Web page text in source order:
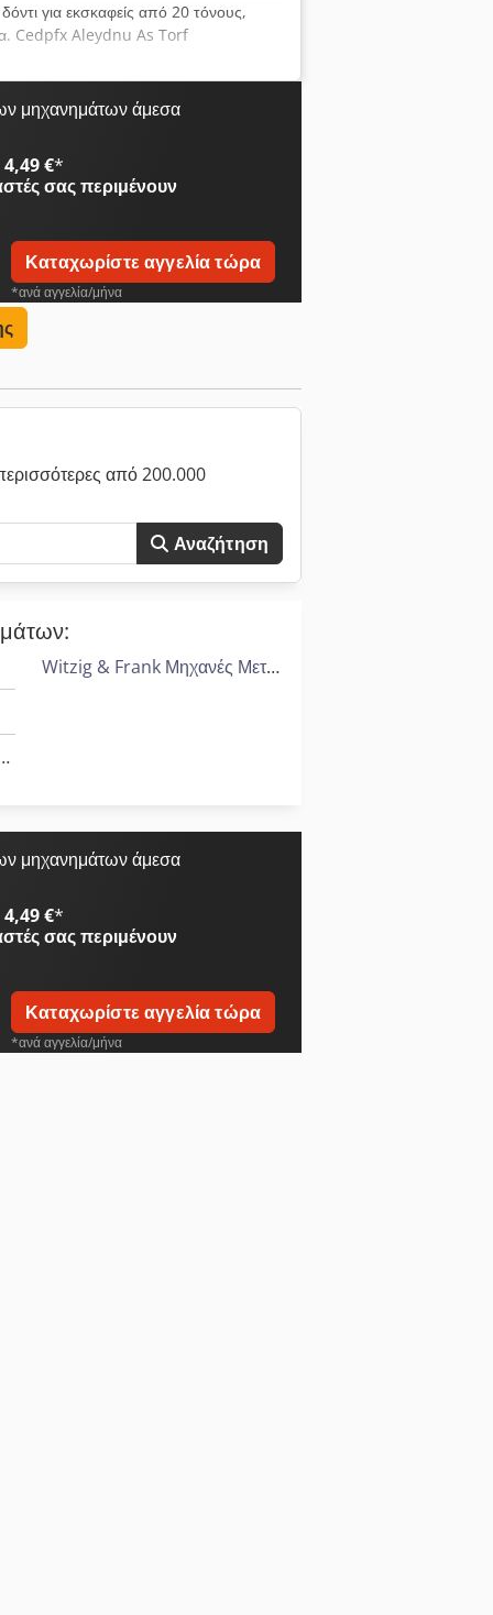
για εκσκαφείς από 20 τόνους,
Cedpfx Aleydnu As Torf
μηχανημάτων άμεσα
€*
σας περιμένουν
Καταχωρίστε αγγελία τώρα
*ανά αγγελία/μήνα
από 200.000
Αναζήτηση
Μεταφοράς
Witzig & Frank Μηχανές Μεταφοράς
μηχανημάτων άμεσα
€*
σας περιμένουν
Καταχωρίστε αγγελία τώρα
*ανά αγγελία/μήνα